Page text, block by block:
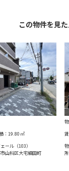
この物件を見
：19.80 ㎡
ール（103）
山科区大宅細田町